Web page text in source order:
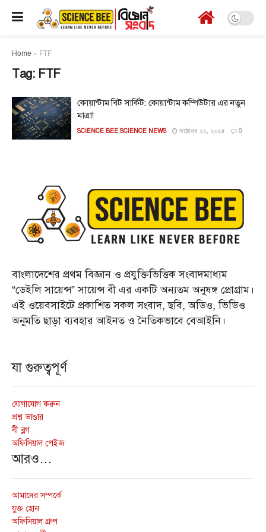
Home » FTF
Tag: FTF
কোয়ান্টাম বিট সার্কিট: কোয়ান্টাম কম্পিউটার এর নতুন
মাত্রা!
SCIENCE BEE SCIENCE NEWS অক্টোবর ২২, ২০২৪ 0
বাংলাদেশের প্রথম বিজ্ঞান ও প্রযুক্তিভিত্তিক সংবাদমাধ্যম
“ডেইলি সায়েন্স” সায়েন্স বী এর একটি অন্যতম অনুষঙ্গ প্রোগ্রাম।
এই ওয়েবসাইটে প্রকাশিত সকল সংবাদ, ছবি, অডিও, ভিডিও
অনুমতি ছাড়া ব্যবহার আইনত ও নৈতিকভাবে বেআইনি।
যা গুরুত্বপূর্ণ
যোগাযোগ করুন
প্রশ্ন ভাণ্ডার
বী ব্লগ
অফিসিয়াল পেইজ
আরও…
আমাদের সম্পর্কে
যুক্ত হোন
অফিসিয়াল গ্রুপ